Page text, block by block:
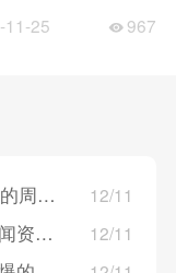
11-25 967
好用！ 12/11
洁！ 12/11